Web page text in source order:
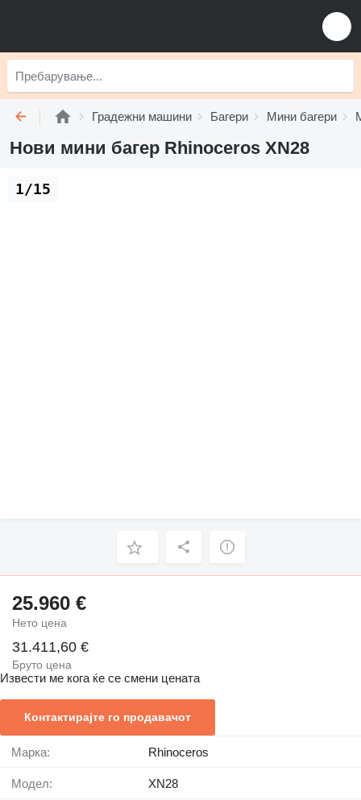
Градежни машини Багери Мини багери
Нови мини багер Rhinoceros XN28
1/15
25.960 €
Нето цена
31.411,60 €
Бруто цена
Извести ме кога ќе се смени цената
Контактирајте го продавачот
Марка: Rhinoceros
Модел: XN28